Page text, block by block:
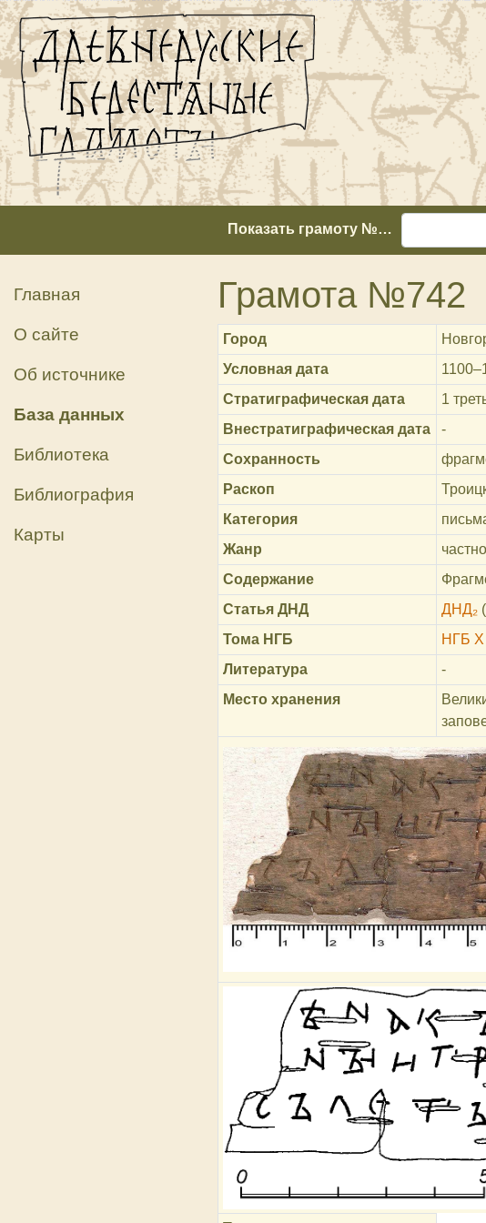
Показать грамоту №…
Главная
О сайте
Об источнике
База данных
Библиотека
Библиография
Карты
Грамота №742
Город
Условная дата
Стратиграфическая дата
1
Внестратиграфическая дата
-
Сохранность
Раскоп
Категория
Жанр
Содержание
Статья ДНД
ДНД₂(
Тома НГБ
НГБ X
Литература
-
Место хранения